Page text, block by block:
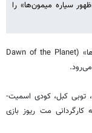
سیاره میمون‌ها» را
به گزارش خبرگزاری خبرآنلاین، «سحرگاه سیاره میمون‌ها» (‌Dawn of the Planet
توبی کبل، کودی اسمیت-
مت ریوز بازی